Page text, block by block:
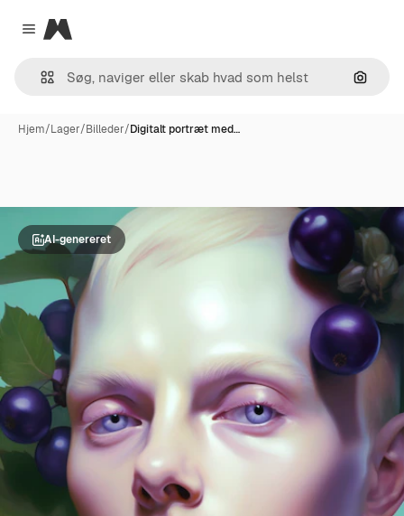
Close menu
Magnific
Søg
Hjem/Lager/Billeder/Digitalt portræt med…
AI-genereret